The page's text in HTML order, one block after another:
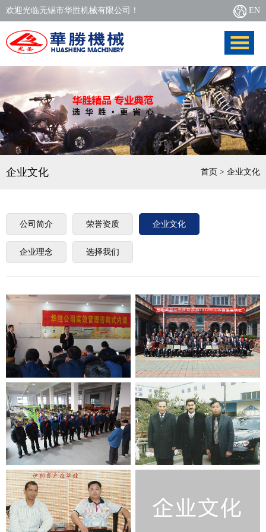
欢迎光临无锡市华胜机械有限公司！ EN
企业文化 首页 > 企业文化
公司简介 荣誉资质 企业文化
企业理念 选择我们